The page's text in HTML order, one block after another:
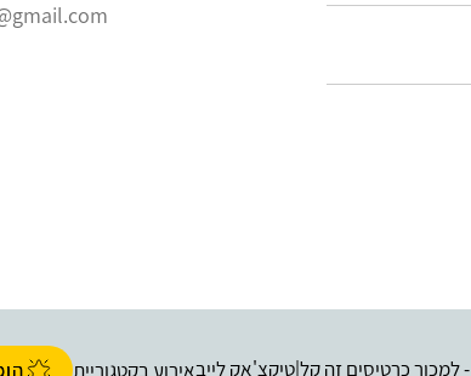
- למכור כרטיסים זה קל|טיקצ'אק לייבאירוע בקטגוריית